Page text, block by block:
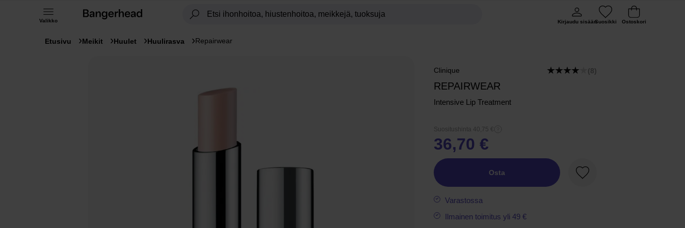
Valikko Kirjaudu sisäänSuosikki Ostoskori
Etusivu Meikit Huulet Huulirasva Repairwear
Clinique (8)
REPAIRWEAR
Intensive Lip Treatment
Suositushinta 40,75 €
36,70 €
Osta
Suosikki
Varastossa
Ilmainen toimitus yli 49 €